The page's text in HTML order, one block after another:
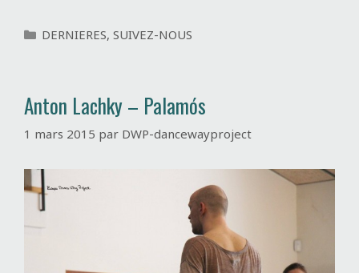
C
g
r
e
s
DERNIERES, SUIVEZ-NOUS
Anton Lachky – Palamós
1 mars 2015 par DWP-dancewayproject